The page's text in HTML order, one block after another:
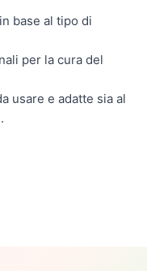
in base al tipo di
per la cura del
usare e adatte sia al